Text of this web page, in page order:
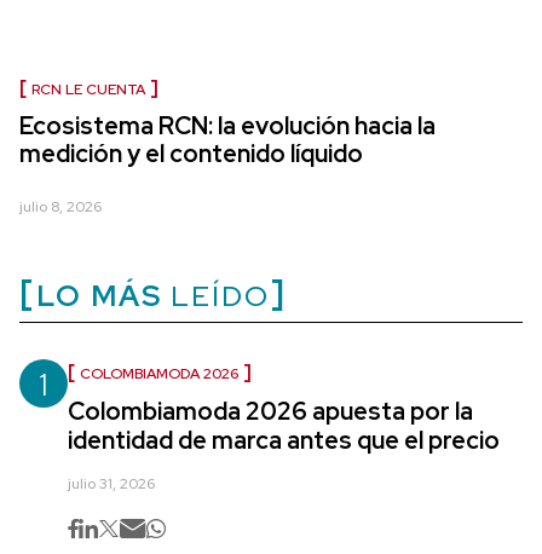
RCN LE CUENTA
Ecosistema RCN: la evolución hacia la
medición y el contenido líquido
julio 8, 2026
LO MÁS LEÍDO
1 COLOMBIAMODA 2026
Colombiamoda 2026 apuesta por la
identidad de marca antes que el precio
julio 31, 2026